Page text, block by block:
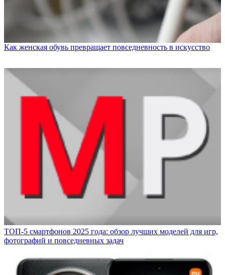
Как женская обувь превращает повседневность в искусство
ТОП-5 смартфонов 2025 года: обзор лучших моделей для игр,
фотографий и повседневных задач